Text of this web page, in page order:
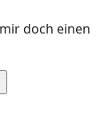
doch einen